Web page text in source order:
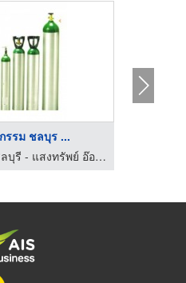
รรม ชลบุร ...
แก๊สอุตสาหกรรม ชลบุรี - แสงทรัพย์ อ๊อกซิเจ่น